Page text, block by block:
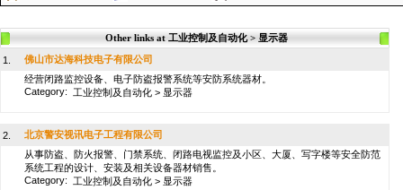
Other links at 工业控制及自动化 > 显示器
1.
佛山市达海科技电子有限公司
经营闭路监控设备、电子防盗报警系统等安防系统器材。
Category: 工业控制及自动化 > 显示器
2.
北京警安视讯电子工程有限公司
从事防盗、防火报警、门禁系统、闭路电视监控及小区、大厦、写字楼等安全防范
系统工程的设计、安装及相关设备器材销售。
Category: 工业控制及自动化 > 显示器